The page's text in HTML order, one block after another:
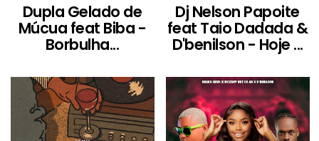
Dupla Gelado de
Múcua feat Biba -
Borbulha...
Dj Nelson Papoite
feat Taio Dadada &
D'benilson - Hoje ...